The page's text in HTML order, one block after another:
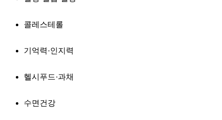
콜레스테롤
기억력·인지력
헬시푸드·과채
수면건강